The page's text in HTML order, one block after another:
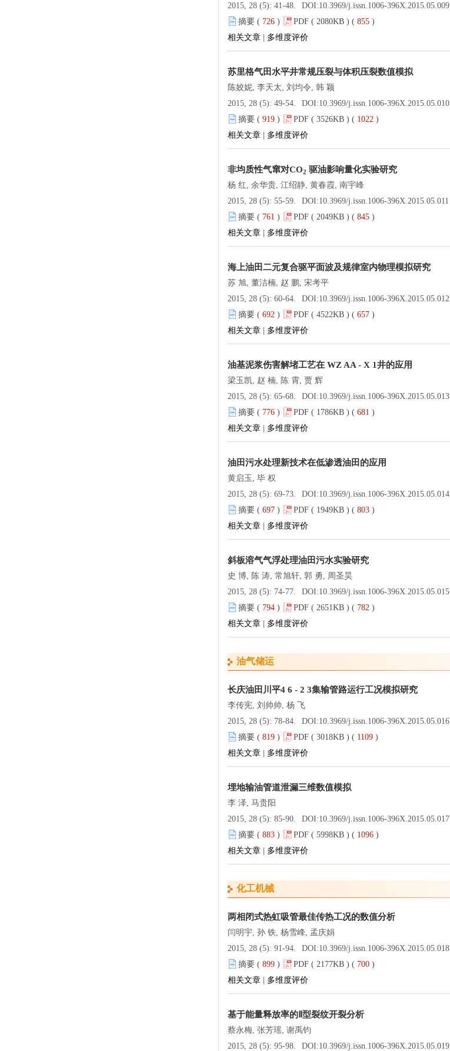
2015, 28 (5): 41-48.
DOI:10.3969/j.issn.1006-396X.2015.05.009
摘要 ( 726) PDF ( 2080KB ) (855)
相关文章
多维度评价
苏里格气田水平井常规压裂与体积压裂数值模拟
陈姣妮, 李天太, 刘均令, 韩 颖
2015, 28 (5): 49-54.
DOI:10.3969/j.issn.1006-396X.2015.05.010
摘要 (919) PDF ( 3526KB ) ( 1022)
相关文章
多维度评价
非均质性气窜对CO2 驱油影响量化实验研究
杨 红, 余华贵, 江绍静, 黄春霞, 南宇峰
2015, 28 (5): 55-59.
DOI:10.3969/j.issn.1006-396X.2015.05.011
摘要 ( 761) PDF ( 2049KB ) (845)
相关文章
多维度评价
海上油田二元复合驱平面波及规律室内物理模拟研究
苏 旭, 董洁楠, 赵 鹏, 宋考平
2015, 28 (5): 60-64.
DOI:10.3969/j.issn.1006-396X.2015.05.012
摘要 (692) PDF ( 4522KB ) (657)
相关文章
多维度评价
油基泥浆伤害解堵工艺在 WZ AA - X 1井的应用
梁玉凯, 赵 楠, 陈 霄, 贾 辉
2015, 28 (5): 65-68.
DOI:10.3969/j.issn.1006-396X.2015.05.013
摘要 ( 776) PDF ( 1786KB ) (681)
相关文章
多维度评价
油田污水处理新技术在低渗透油田的应用
黄启玉, 毕 权
2015, 28 (5): 69-73.
DOI:10.3969/j.issn.1006-396X.2015.05.014
摘要 (697) PDF ( 1949KB ) (803)
相关文章
多维度评价
斜板溶气气浮处理油田污水实验研究
史 博, 陈 涛, 常旭轩, 郭 勇, 周圣昊
2015, 28 (5): 74-77.
DOI:10.3969/j.issn.1006-396X.2015.05.015
摘要 ( 794) PDF ( 2651KB ) ( 782)
相关文章
多维度评价
油气储运
长庆油田川平4 6 - 2 3集输管路运行工况模拟研究
李传宪, 刘帅帅, 杨 飞
2015, 28 (5): 78-84.
DOI:10.3969/j.issn.1006-396X.2015.05.016
摘要 (819) PDF ( 3018KB ) ( 1109)
相关文章
多维度评价
埋地输油管道泄漏三维数值模拟
李 泽, 马贵阳
2015, 28 (5): 85-90.
DOI:10.3969/j.issn.1006-396X.2015.05.017
摘要 (883) PDF ( 5998KB ) ( 1096)
相关文章
多维度评价
化工机械
两相闭式热虹吸管最佳传热工况的数值分析
闫明宇, 孙 铁, 杨雪峰, 孟庆娟
2015, 28 (5): 91-94.
DOI:10.3969/j.issn.1006-396X.2015.05.018
摘要 (899) PDF ( 2177KB ) ( 700)
相关文章
多维度评价
基于能量释放率的Ⅱ型裂纹开裂分析
蔡永梅, 张芳瑶, 谢禹钧
2015, 28 (5): 95-98.
DOI:10.3969/j.issn.1006-396X.2015.05.019